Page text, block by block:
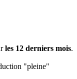
les 12 derniers mois.
"pleine"